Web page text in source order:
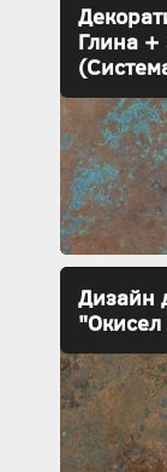
Глина +
Дизайн